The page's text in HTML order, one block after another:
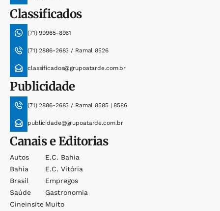
Classificados
(71) 99965-8961
(71) 2886-2683 / Ramal 8526
classificados@grupoatarde.com.br
Publicidade
(71) 2886-2683 / Ramal 8585 | 8586
publicidade@grupoatarde.com.br
Canais e Editorias
Autos
Bahia
Brasil
Saúde
Cineinsite
E.c. Bahia
E.c. Vitória
Empregos
Gastronomia
Muito